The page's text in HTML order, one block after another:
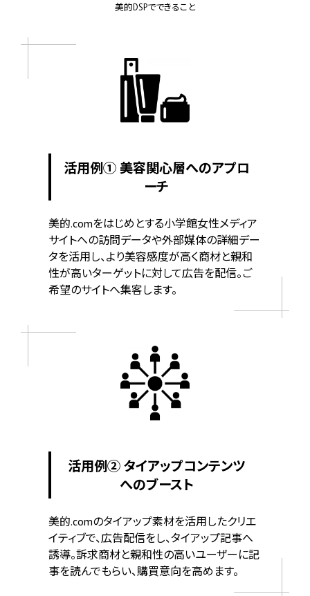
美的DSPでできること
活用例① 美容関心層へのアプロ
ーチ
美的.comをはじめとする小学館女性メディア
サイトへの訪問データや外部媒体の詳細デー
タを活用し、より美容感度が高く商材と親和
性が高いターゲットに対して広告を配信。ご
希望のサイトへ集客します。
活用例② タイアップコンテンツ
へのブースト
美的.comのタイアップ素材を活用したクリエ
イティブで、広告配信をし、タイアップ記事へ
誘導。訴求商材と親和性の高いユーザーに記
事を読んでもらい、購買意向を高めます。